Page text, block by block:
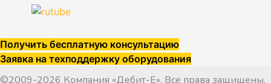
Получить бесплатную консультацию
Заявка на техподдержку оборудования
©2009-2026 Компания «Дебит-Е». Все права защищены.